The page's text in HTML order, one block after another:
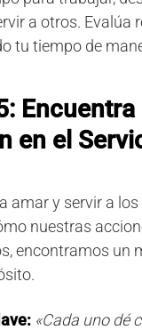
a otros. Evalúa
tu tiempo de
Encuentra
en el
amar y servir a
nuestras
encontramos un
«Cada uno dé